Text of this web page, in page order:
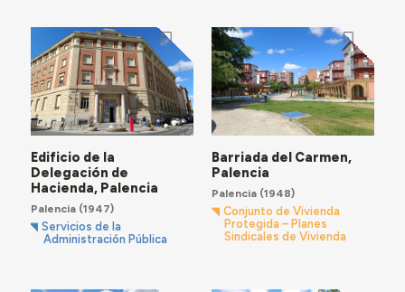
Edificio de la
Delegación de
Hacienda, Palencia
Palencia(1947)
Servicios de la
Administración Pública
Barriada del Carmen,
Palencia
Palencia(1948)
Conjunto de Vivienda
Protegida – Planes
Sindicales de Vivienda